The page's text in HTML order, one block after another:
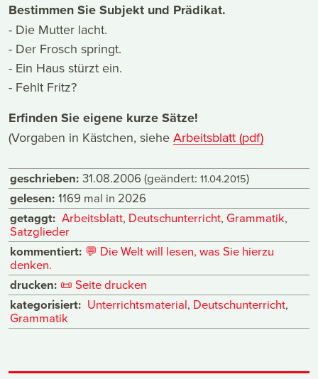
Bestimmen Sie Subjekt und Prädikat.
- Die Mutter lacht.
- Der Frosch springt.
- Ein Haus stürzt ein.
- Fehlt Fritz?
Erfinden Sie eigene kurze Sätze!
(Vorgaben in Kästchen, siehe Arbeitsblatt (pdf)
geschrieben: 31.08.2006 (geändert: 11.04.2015)
gelesen: 1169 mal in 2026
getaggt: Arbeitsblatt, Deutschunterricht, Grammatik,
Satzglieder
kommentiert: 💬 Die Welt will lesen, was Sie hierzu
denken.
drucken: 📜 Seite drucken
kategorisiert: Unterrichtsmaterial, Deutschunterricht,
Grammatik